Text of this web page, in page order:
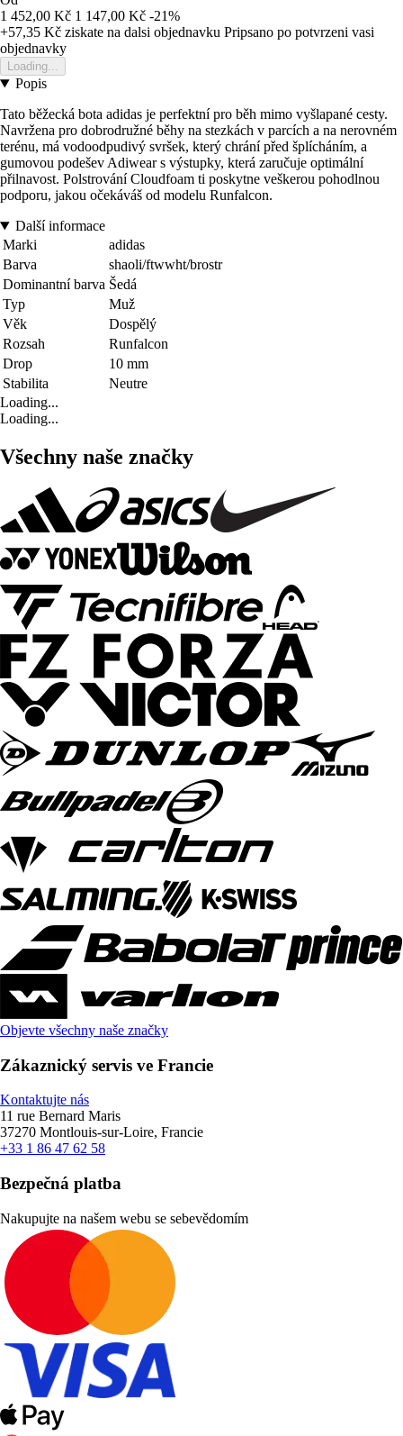
1 452,00 Kč 1 147,00 Kč -21%
+57,35 Kč ziskate na dalsi objednavku Pripsano po potvrzeni vasi
objednavky
Loading...
Popis
Tato běžecká bota adidas je perfektní pro běh mimo vyšlapané cesty.
Navržena pro dobrodružné běhy na stezkách v parcích a na nerovném
terénu, má vodoodpudivý svršek, který chrání před šplícháním, a
gumovou podešev Adiwear s výstupky, která zaručuje optimální
přilnavost. Polstrování Cloudfoam ti poskytne veškerou pohodlnou
podporu, jakou očekáváš od modelu Runfalcon.
Další informace
Marki
adidas
Barva
shaoli/ftwwht/brostr
Dominantní barva Šedá
Typ
Muž
Věk
Dospělý
Rozsah
Runfalcon
Drop
10 mm
Stabilita
Neutre
Loading...
Loading...
Všechny naše značky
Objevte všechny naše značky
Zákaznický servis ve Francie
Kontaktujte nás
11 rue Bernard Maris
37270 Montlouis-sur-Loire, Francie
+33 1 86 47 62 58
Bezpečná platba
Nakupujte na našem webu se sebevědomím